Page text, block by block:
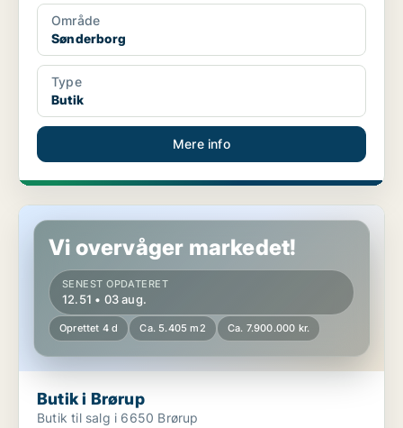
Område
Sønderborg
Type
Butik
Mere info
Butik i Brørup
Vi overvåger markedet!
SENEST OPDATERET
12.51 • 03 aug.
Oprettet 4 d Ca. 5.405 m2 Ca. 7.900.000 kr.
Butik i Brørup
Butik til salg i 6650 Brørup